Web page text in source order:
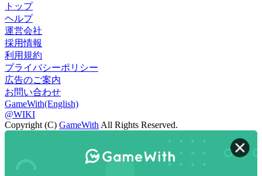
トップ
ヘルプ
運営会社
採用情報
利用規約
プライバシーポリシー
広告のご案内
お問い合わせ
GameWith(English)
@WIKI
Copyright (C) GameWith All Rights Reserved.